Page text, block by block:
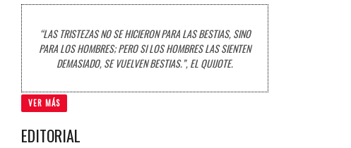
“LAS TRISTEZAS NO SE HICIERON PARA LAS BESTIAS, SINO
PARA LOS HOMBRES; PERO SI LOS HOMBRES LAS SIENTEN
DEMASIADO, SE VUELVEN BESTIAS.”, EL QUIJOTE.
VER MÁS
EDITORIAL